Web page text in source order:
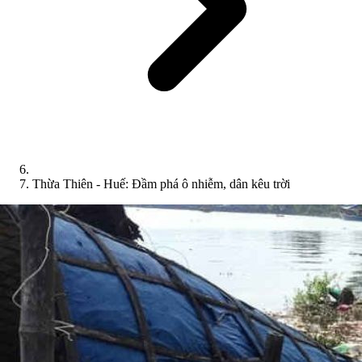
Thừa Thiên - Huế: Đầm phá ô nhiễm, dân kêu trời